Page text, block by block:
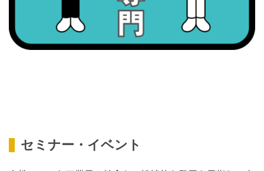
・職場の健康診断実施強化月間
2026/09/08(火)
・がん征圧月間
・よくばり脱毛の日
セミナー・イベント